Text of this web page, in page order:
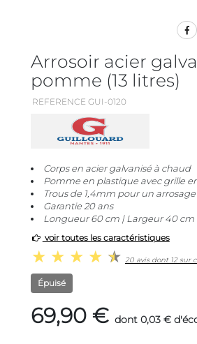
Arrosoir acier
pomme (13 litres)
REFERENCE GUI-0120
Corps en acier galvanisé à chaud
Pomme en plastique avec grille
Trous de 1,4mm pour un
Garantie 20 ans
Longueur 60 cm | Largeur 40
voir toutes les caractéristiques
20 avis dont 12 sur
Épuisé
69,90 € dont 0,03 €